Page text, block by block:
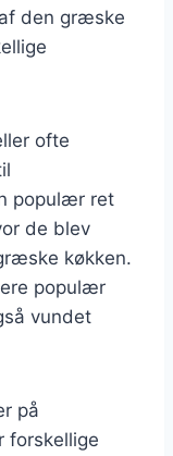
den græske
ofte
populær ret
de blev
køkken.
populær
vundet
på
forskellige